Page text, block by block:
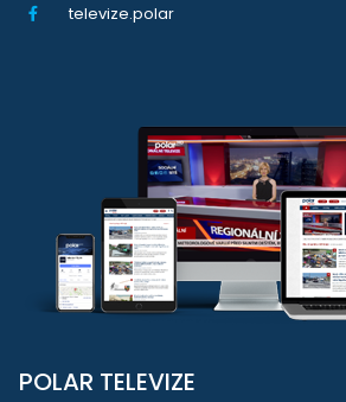
televize.polar
POLAR TELEVIZE